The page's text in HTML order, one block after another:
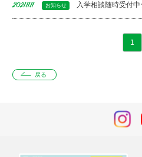
2021.11.11 お知らせ 入学相談随時受付
1
戻る